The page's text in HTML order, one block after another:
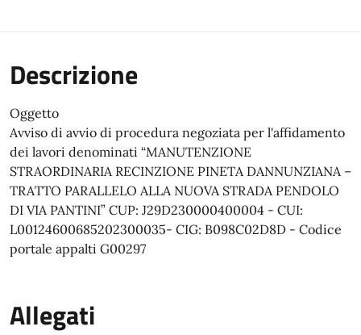
Descrizione
Oggetto
Avviso di avvio di procedura negoziata per l'affidamento
dei lavori denominati “MANUTENZIONE
STRAORDINARIA RECINZIONE PINETA DANNUNZIANA –
TRATTO PARALLELO ALLA NUOVA STRADA PENDOLO
DI VIA PANTINI” CUP: J29D230000400004 - CUI:
L00124600685202300035- CIG: B098C02D8D - Codice
portale appalti G00297
Allegati